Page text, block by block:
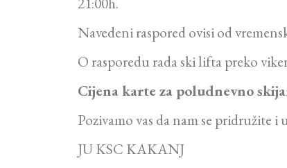
Navedeni raspored ovisi od
O rasporedu rada ski lifta preko
Cijena karte za poludnevno
Pozivamo vas da nam se pridružite i
JU KSC KAKANJ